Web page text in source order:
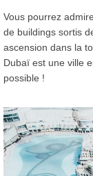
Vous pourrez
de buildings sortis
ascension dans la
Dubaï est une ville
possible !